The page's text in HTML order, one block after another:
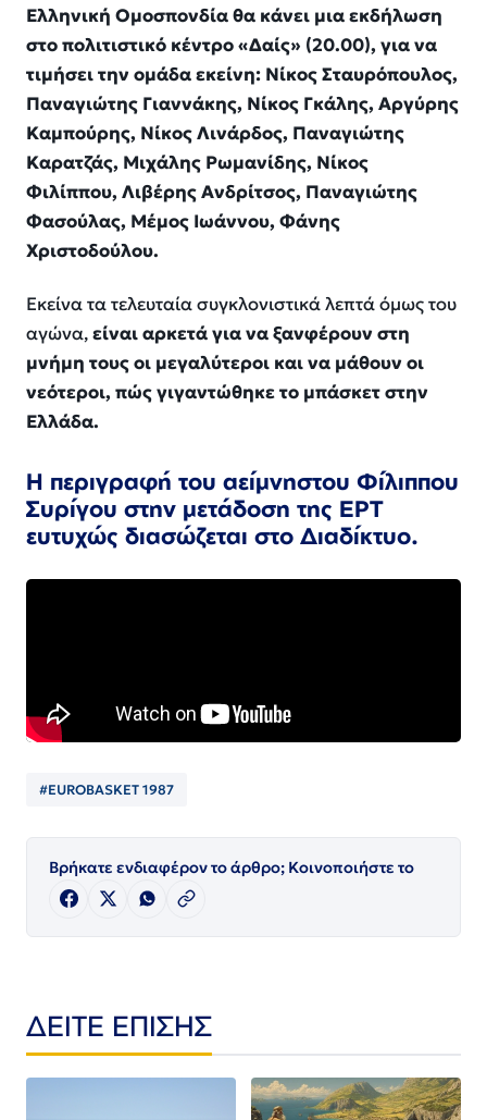
Ελληνική Ομοσπονδία θα κάνει μια εκδήλωση
στο πολιτιστικό κέντρο «Δαίς» (20.00), για να
τιμήσει την ομάδα εκείνη: Νίκος Σταυρόπουλος,
Παναγιώτης Γιαννάκης, Νίκος Γκάλης, Αργύρης
Καμπούρης, Νίκος Λινάρδος, Παναγιώτης
Καρατζάς, Μιχάλης Ρωμανίδης, Νίκος
Φιλίππου, Λιβέρης Ανδρίτσος, Παναγιώτης
Φασούλας, Μέμος Ιωάννου, Φάνης
Χριστοδούλου.
Εκείνα τα τελευταία συγκλονιστικά λεπτά όμως του
αγώνα,είναι αρκετά για να ξανφέρουν στη
μνήμη τους οι μεγαλύτεροι και να μάθουν οι
νεότεροι, πώς γιγαντώθηκε το μπάσκετ στην
Ελλάδα.
Η περιγραφή του αείμνηστου Φίλιππου
Συρίγου στην μετάδοση της ΕΡΤ
ευτυχώς διασώζεται στο Διαδίκτυο.
#EUROBASKET 1987
Βρήκατε ενδιαφέρον το άρθρο; Κοινοποιήστε το
ΔΕΙΤΕ ΕΠΙΣΗΣ